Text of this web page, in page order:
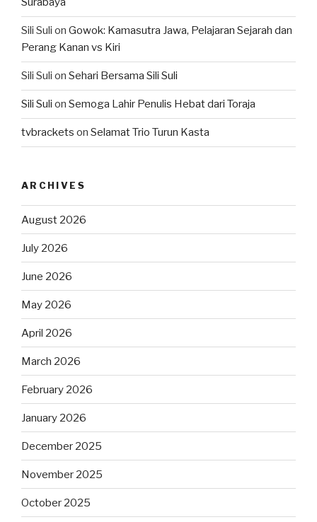
Sili Suli on Gowok: Kamasutra Jawa, Pelajaran Sejarah dan
Perang Kanan vs Kiri
Sili Suli on Sehari Bersama Sili Suli
Sili Suli on Semoga Lahir Penulis Hebat dari Toraja
tvbrackets on Selamat Trio Turun Kasta
ARCHIVES
August 2026
July 2026
June 2026
May 2026
April 2026
March 2026
February 2026
January 2026
December 2025
November 2025
October 2025